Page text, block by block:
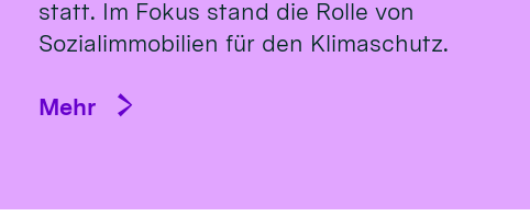
statt. Im Fokus stand die Rolle von
Sozialimmobilien für den Klimaschutz.
Mehr